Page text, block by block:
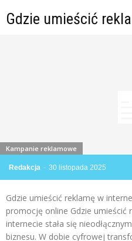
Gdzie umieścić
Redakcja - 30 listopada 2025
Kampanie reklamowe
Gdzie umieścić reklamę w
promocję online Gdzie umieścić
internecie stała się
biznesu. W dobie cyfrowej